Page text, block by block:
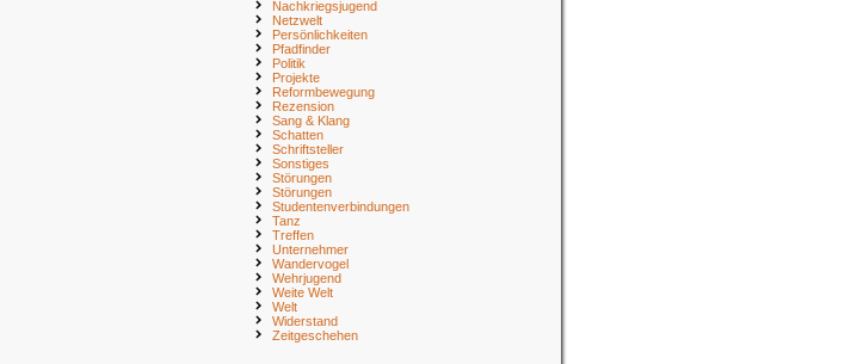
Nachkriegsjugend
Netzwelt
Persönlichkeiten
Pfadfinder
Politik
Projekte
Reformbewegung
Rezension
Sang & Klang
Schatten
Schriftsteller
Sonstiges
Störungen
Störungen
Studentenverbindungen
Tanz
Treffen
Unternehmer
Wandervogel
Wehrjugend
Weite Welt
Welt
Widerstand
Zeitgeschehen